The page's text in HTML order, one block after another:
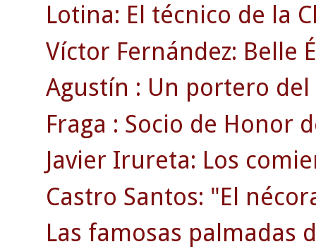
Lotina: El técnico de la
Víctor Fernández: Belle
Agustín : Un portero del
Fraga : Socio de Honor
Javier Irureta: Los
Castro Santos: "El
Las famosas palmadas